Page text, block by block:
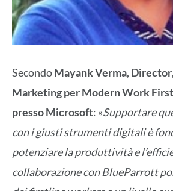
SecondoMayank Verma, Director,
Marketing per Modern Work
presso Microsoft: «Supportare
con i giusti strumenti digitali è
potenziare la produttività e
collaborazione con BlueParrott